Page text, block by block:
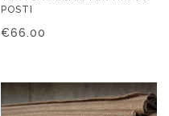
POSTI
€66.00